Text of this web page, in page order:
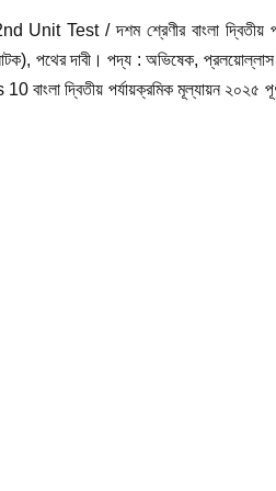
Test / দশম শ্রেণীর বাংলা দ্বিতীয়
পথের দাবী। পদ্য : অভিষেক,
10বাংলা দ্বিতীয় পর্যায়ক্রমিক মূল্যায়ন ২০২৫